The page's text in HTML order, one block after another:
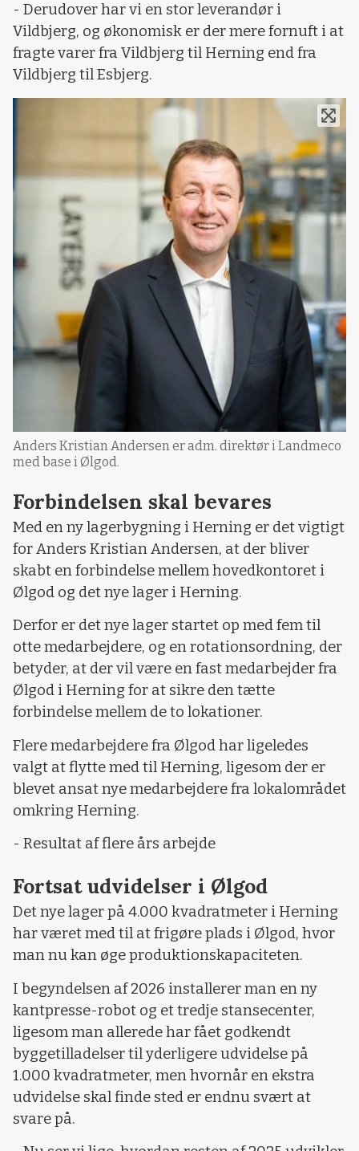
- Derudover har vi en stor leverandør i
Vildbjerg, og økonomisk er der mere fornuft i at
fragte varer fra Vildbjerg til Herning end fra
Vildbjerg til Esbjerg.
Anders Kristian Andersen er adm. direktør i Landmeco
med base i Ølgod.
Forbindelsen skal bevares
Med en ny lagerbygning i Herning er det vigtigt
for Anders Kristian Andersen, at der bliver
skabt en forbindelse mellem hovedkontoret i
Ølgod og det nye lager i Herning.
Derfor er det nye lager startet op med fem til
otte medarbejdere, og en rotationsordning, der
betyder, at der vil være en fast medarbejder fra
Ølgod i Herning for at sikre den tætte
forbindelse mellem de to lokationer.
Flere medarbejdere fra Ølgod har ligeledes
valgt at flytte med til Herning, ligesom der er
blevet ansat nye medarbejdere fra lokalområdet
omkring Herning.
- Resultat af flere års arbejde
Fortsat udvidelser i Ølgod
Det nye lager på 4.000 kvadratmeter i Herning
har været med til at frigøre plads i Ølgod, hvor
man nu kan øge produktionskapaciteten.
I begyndelsen af 2026 installerer man en ny
kantpresse-robot og et tredje stansecenter,
ligesom man allerede har fået godkendt
byggetilladelser til yderligere udvidelse på
1.000 kvadratmeter, men hvornår en ekstra
udvidelse skal finde sted er endnu svært at
svare på.